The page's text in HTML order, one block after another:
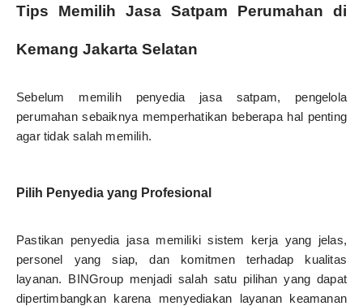
Tips Memilih Jasa Satpam Perumahan di
Kemang Jakarta Selatan
Sebelum memilih penyedia jasa satpam, pengelola
perumahan sebaiknya memperhatikan beberapa hal penting
agar tidak salah memilih.
Pilih Penyedia yang Profesional
Pastikan penyedia jasa memiliki sistem kerja yang jelas,
personel yang siap, dan komitmen terhadap kualitas
layanan. BINGroup menjadi salah satu pilihan yang dapat
dipertimbangkan karena menyediakan layanan keamanan